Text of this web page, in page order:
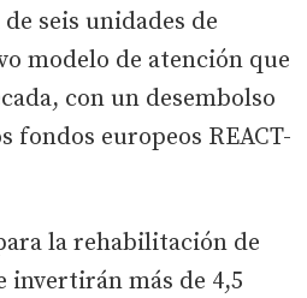
seis unidades de
modelo de atención que
con un desembolso
fondos europeos REACT-
la rehabilitación de
invertirán más de 4,5